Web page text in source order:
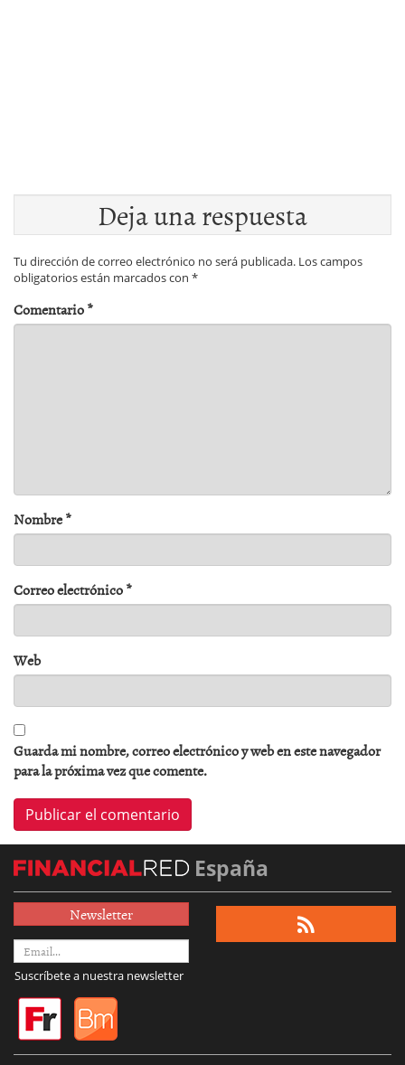
Deja una respuesta
Tu dirección de correo electrónico no será publicada. Los campos
obligatorios están marcados con *
Comentario*
Nombre*
Correo electrónico*
Web
Guarda mi nombre, correo electrónico y web en este navegador
para la próxima vez que comente.
España
Newsletter
Suscríbete a nuestra newsletter